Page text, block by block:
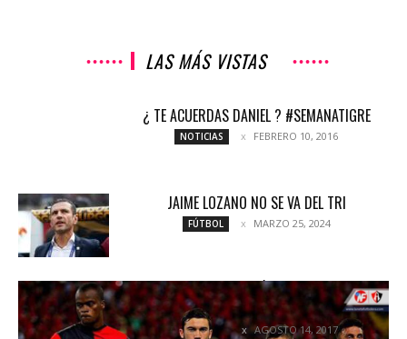
LAS MÁS VISTAS
¿ TE ACUERDAS DANIEL ? #SEMANATIGRE
NOTICIAS FEBRERO 10, 2016
JAIME LOZANO NO SE VA DEL TRI
FÚTBOL MARZO 25, 2024
ATLAS CAE EN CASA DE ÚLTIMO MINUTO ANTE
AMÉRICA
NOTICIAS AGOSTO 14, 2017